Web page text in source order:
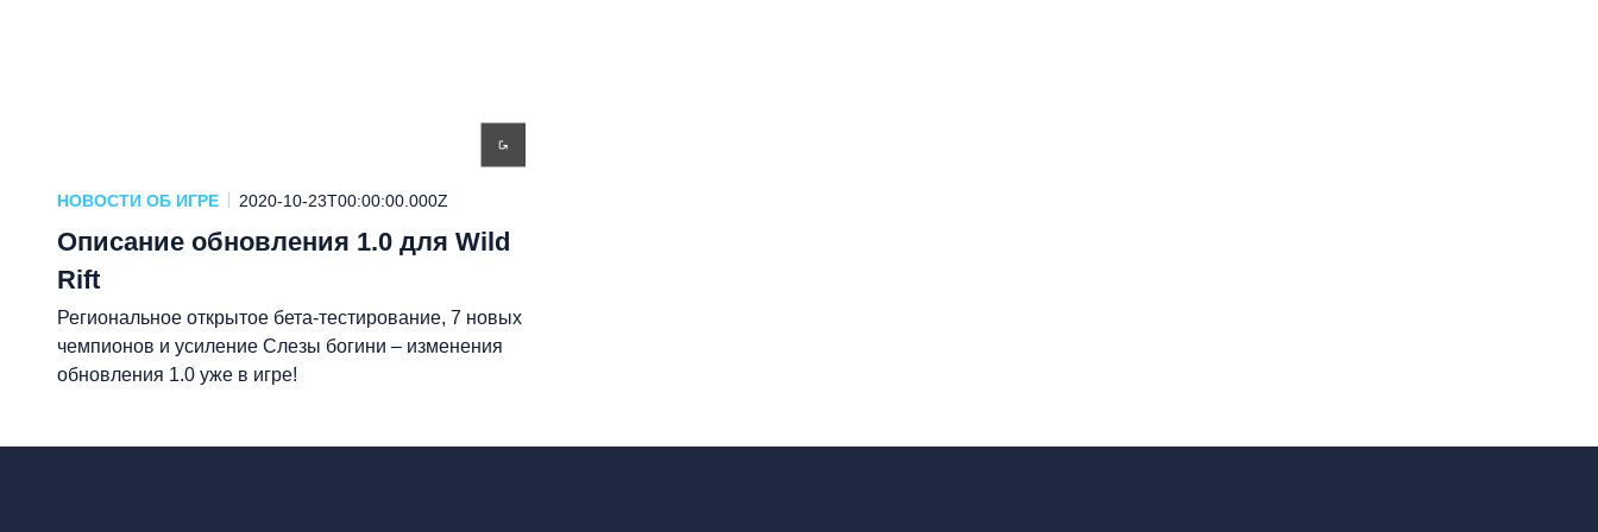
НОВОСТИ ОБ ИГРЕ 2020-10-23T00:00:00.000Z
Описание обновления 1.0 для Wild
Rift
Региональное открытое бета-тестирование, 7 новых
чемпионов и усиление Слезы богини – изменения
обновления 1.0 уже в игре!